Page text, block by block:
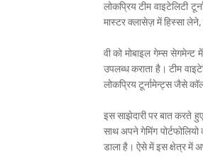
लोकप्रिय टीम वाइटेलिटी
मास्टर क्लासेज़ में हिस्सा लेने,
वी को मोबाइल गेम्स
उपलब्ध कराता है। टीम
लोकप्रिय टूर्नामेन्ट्स जैसे
इस साझेदारी पर बात करते
साथ अपने गेमिंग
डाला है। ऐसे में इस क्षेत्र में